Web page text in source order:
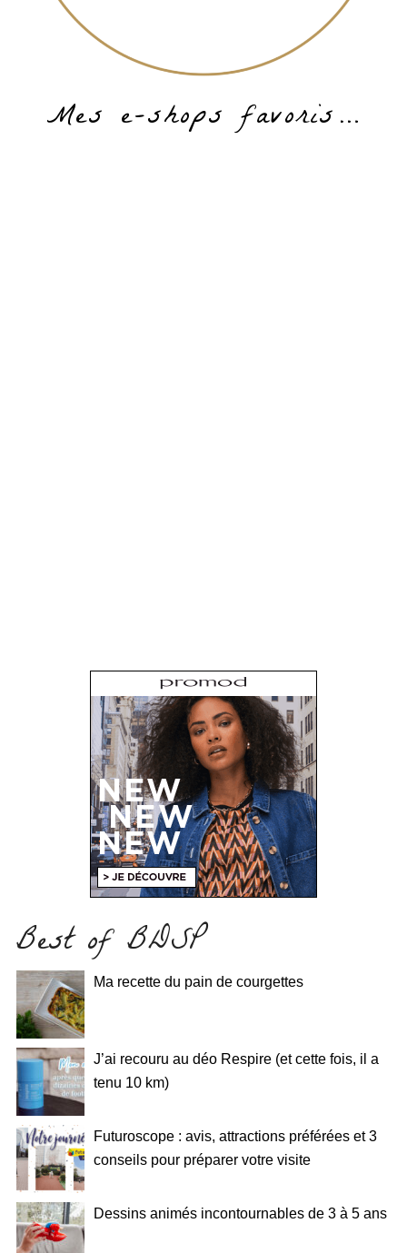
Mes e-shops favoris…
Best of BDSP
Ma recette du pain de courgettes
J’ai recouru au déo Respire (et cette fois, il a
tenu 10 km)
Futuroscope : avis, attractions préférées et 3
conseils pour préparer votre visite
Dessins animés incontournables de 3 à 5 ans